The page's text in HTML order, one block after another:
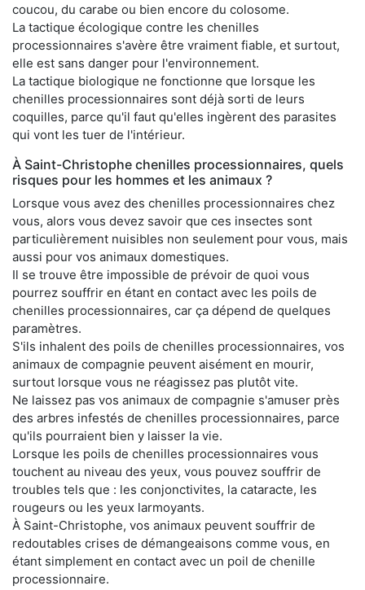
coucou, du carabe ou bien encore du colosome.
La tactique écologique contre les chenilles
processionnaires s'avère être vraiment fiable, et surtout,
elle est sans danger pour l'environnement.
La tactique biologique ne fonctionne que lorsque les
chenilles processionnaires sont déjà sorti de leurs
coquilles, parce qu'il faut qu'elles ingèrent des parasites
qui vont les tuer de l'intérieur.
À Saint-Christophe chenilles processionnaires, quels
risques pour les hommes et les animaux ?
Lorsque vous avez des chenilles processionnaires chez
vous, alors vous devez savoir que ces insectes sont
particulièrement nuisibles non seulement pour vous, mais
aussi pour vos animaux domestiques.
Il se trouve être impossible de prévoir de quoi vous
pourrez souffrir en étant en contact avec les poils de
chenilles processionnaires, car ça dépend de quelques
paramètres.
S'ils inhalent des poils de chenilles processionnaires, vos
animaux de compagnie peuvent aisément en mourir,
surtout lorsque vous ne réagissez pas plutôt vite.
Ne laissez pas vos animaux de compagnie s'amuser près
des arbres infestés de chenilles processionnaires, parce
qu'ils pourraient bien y laisser la vie.
Lorsque les poils de chenilles processionnaires vous
touchent au niveau des yeux, vous pouvez souffrir de
troubles tels que : les conjonctivites, la cataracte, les
rougeurs ou les yeux larmoyants.
À Saint-Christophe, vos animaux peuvent souffrir de
redoutables crises de démangeaisons comme vous, en
étant simplement en contact avec un poil de chenille
processionnaire.